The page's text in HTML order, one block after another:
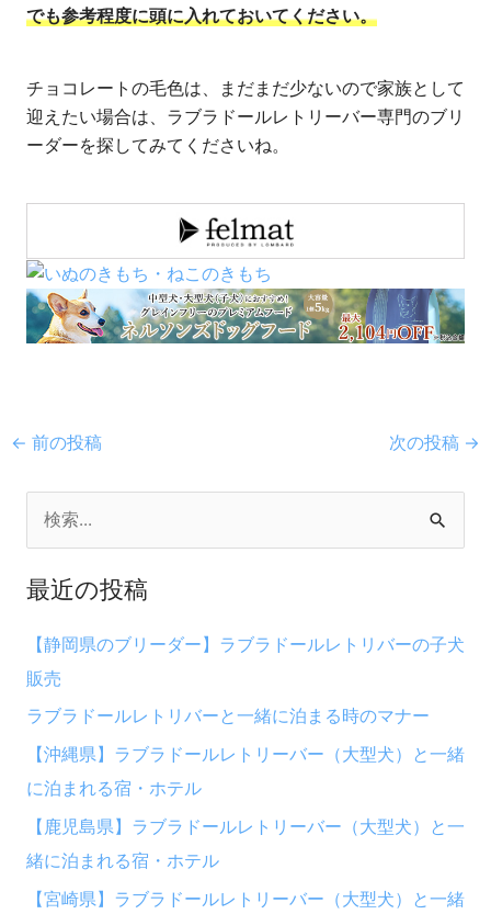
でも参考程度に頭に入れておいてください。
チョコレートの毛色は、まだまだ少ないので家族として
迎えたい場合は、ラブラドールレトリーバー専門のブリ
ーダーを探してみてくださいね。
← 前の投稿 次の投稿 →
対
最近の投稿
【静岡県のブリーダー】ラブラドールレトリバーの子犬
販売
ラブラドールレトリバーと一緒に泊まる時のマナー
【沖縄県】ラブラドールレトリーバー（大型犬）と一緒
に泊まれる宿・ホテル
【鹿児島県】ラブラドールレトリーバー（大型犬）と一
緒に泊まれる宿・ホテル
【宮崎県】ラブラドールレトリーバー（大型犬）と一緒